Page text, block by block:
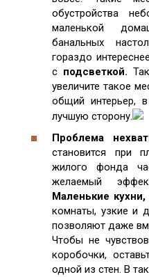
обустройства
маленькой
банальных
гораздо
с подсветкой.
увеличите такое
общий интерьер,
лучшую сторону.
Проблема
становится при
жилого фонда
желаемый
Маленькие кухни,
комнаты, узкие и
позволяют даже
Чтобы не
коробочки,
одной из стен. В